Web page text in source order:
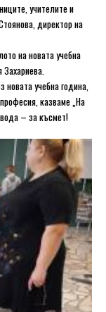
учителите и
директор на
на новата учебна
новата учебна година,
казваме „На
– за късмет!